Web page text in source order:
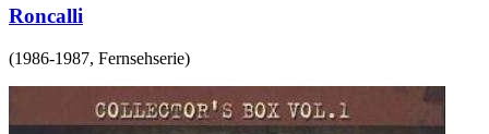
Roncalli
(1986-1987, Fernsehserie)